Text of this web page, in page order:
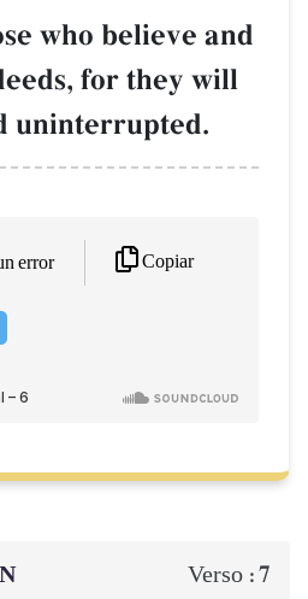
who believe and
for they will
uninterrupted.
error Copiar
Verso :7